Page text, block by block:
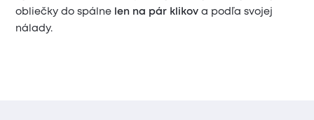
obliečky do spálne
len na pár klikov a podľa svojej
nálady.